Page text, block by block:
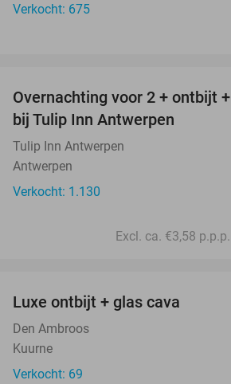
Verkocht: 675
Overnachting voor 2 + ontbijt
bij Tulip Inn Antwerpen
Tulip Inn Antwerpen
Antwerpen
Verkocht: 1.130
Excl. ca. €3,58
Luxe ontbijt + glas cava
Den Ambroos
Kuurne
Verkocht: 69